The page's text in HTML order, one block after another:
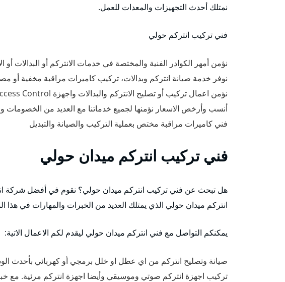
نمتلك أحدث التجهيزات والمعدات للعمل.
فني تركيب انتركم حولي
نؤمن أمهر الكوادر الفنية والمختصة في خدمات الانتركم أو البدالات
نوفر خدمة صيانة انتركم وبدالات، تركيب كاميرات مراقبة مخفية أو
نؤمن اعمال تركيب أو تصليح الانتركم والبدالات واجهزة Access Control.
أنسب وأرخص الاسعار نؤمنها لجميع خدماتنا مع العديد من الخصومات
فني كاميرات مراقبة مختص بعملية التركيب والصيانة والتبديل
فني تركيب انتركم ميدان حولي
هل تبحث عن فني تركيب انتركم ميدان حولي؟ نقوم في أفضل شركة
انتركم ميدان حولي الذي يمتلك العديد من الخبرات والمهارات في هذا
يمكنكم التواصل مع فني انتركم ميدان حولي ليقدم لكم الاعمال الاتية:
صيانة وتصليح انتركم من اي عطل او خلل برمجي أو كهربائي بأحدث
تركيب اجهزة انتركم صوتي وموسيقي وأيضا اجهزة انتركم مرئية. مع